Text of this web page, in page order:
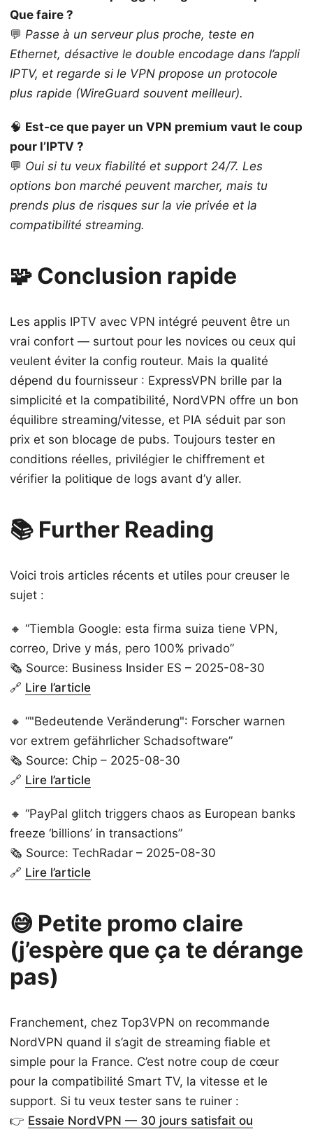
Que faire ?
💬 Passe à un serveur plus proche, teste en
Ethernet, désactive le double encodage dans l’appli
IPTV, et regarde si le VPN propose un protocole
plus rapide (WireGuard souvent meilleur).
🧠 Est‑ce que payer un VPN premium vaut le coup
pour l’IPTV ?
💬 Oui si tu veux fiabilité et support 24/7. Les
options bon marché peuvent marcher, mais tu
prends plus de risques sur la vie privée et la
compatibilité streaming.
🧩 Conclusion rapide
Les applis IPTV avec VPN intégré peuvent être un
vrai confort — surtout pour les novices ou ceux qui
veulent éviter la config routeur. Mais la qualité
dépend du fournisseur : ExpressVPN brille par la
simplicité et la compatibilité, NordVPN offre un bon
équilibre streaming/vitesse, et PIA séduit par son
prix et son blocage de pubs. Toujours tester en
conditions réelles, privilégier le chiffrement et
vérifier la politique de logs avant d’y aller.
📚 Further Reading
Voici trois articles récents et utiles pour creuser le
sujet :
🔸 “Tiembla Google: esta firma suiza tiene VPN,
correo, Drive y más, pero 100% privado”
🗞️ Source: Business Insider ES – 2025-08-30
🔗 Lire l’article
🔸 “"Bedeutende Veränderung": Forscher warnen
vor extrem gefährlicher Schadsoftware”
🗞️ Source: Chip – 2025-08-30
🔗 Lire l’article
🔸 “PayPal glitch triggers chaos as European banks
freeze ‘billions’ in transactions”
🗞️ Source: TechRadar – 2025-08-30
🔗 Lire l’article
😅 Petite promo claire
(j’espère que ça te dérange
pas)
Franchement, chez Top3VPN on recommande
NordVPN quand il s’agit de streaming fiable et
simple pour la France. C’est notre coup de cœur
pour la compatibilité Smart TV, la vitesse et le
support. Si tu veux tester sans te ruiner :
👉 Essaie NordVPN — 30 jours satisfait ou